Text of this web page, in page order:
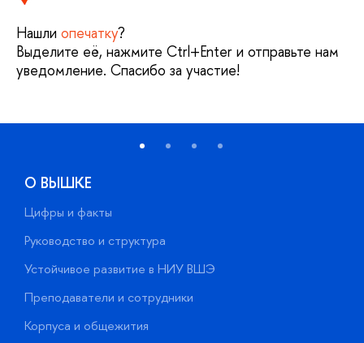
Нашли опечатку?
Выделите её, нажмите Ctrl+Enter и отправьте нам
уведомление. Спасибо за участие!
О ВЫШКЕ
Цифры и факты
Руководство и структура
Устойчивое развитие в НИУ ВШЭ
Преподаватели и сотрудники
Корпуса и общежития